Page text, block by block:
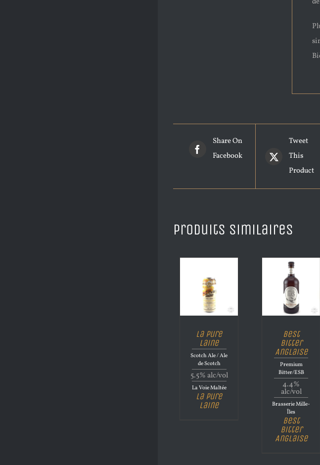
Share On
Facebook
Tweet
This
Product
Produits similaires
La Pure
Laine
Scotch Ale / Ale
de Scotch
5.5% alc/vol
La Voie Maltée
La Pure
Laine
Best
Bitter
Anglaise
Premium
Bitter/ESB
4.4%
alc/vol
Brasserie Mille-
Îles
Best
Bitter
Anglaise